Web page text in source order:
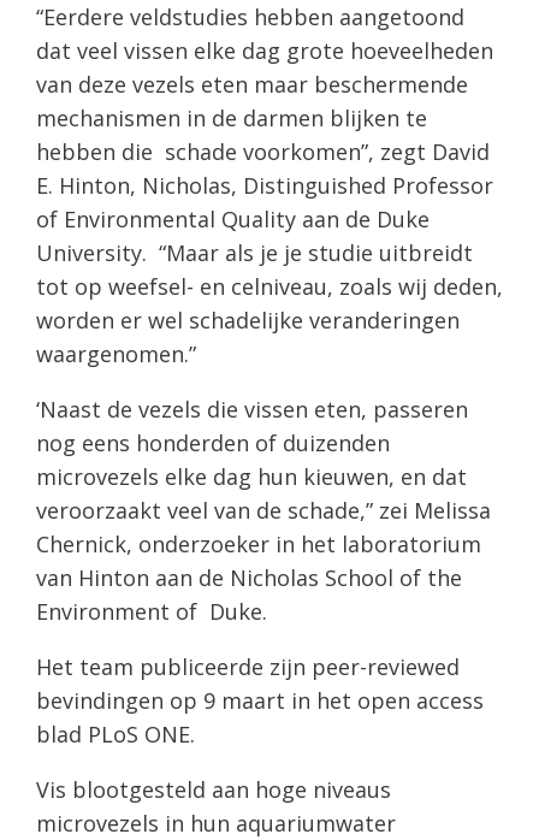
“Eerdere veldstudies hebben aangetoond
dat veel vissen elke dag grote hoeveelheden
van deze vezels eten maar beschermende
mechanismen in de darmen blijken te
hebben die schade voorkomen”, zegt David
E. Hinton, Nicholas, Distinguished Professor
of Environmental Quality aan de Duke
University. “Maar als je je studie uitbreidt
tot op weefsel- en celniveau, zoals wij deden,
worden er wel schadelijke veranderingen
waargenomen.”
‘Naast de vezels die vissen eten, passeren
nog eens honderden of duizenden
microvezels elke dag hun kieuwen, en dat
veroorzaakt veel van de schade,” zei Melissa
Chernick, onderzoeker in het laboratorium
van Hinton aan de Nicholas School of the
Environment of Duke.
Het team publiceerde zijn peer-reviewed
bevindingen op 9 maart in het open access
blad PLoS ONE.
Vis blootgesteld aan hoge niveaus
microvezels in hun aquariumwater